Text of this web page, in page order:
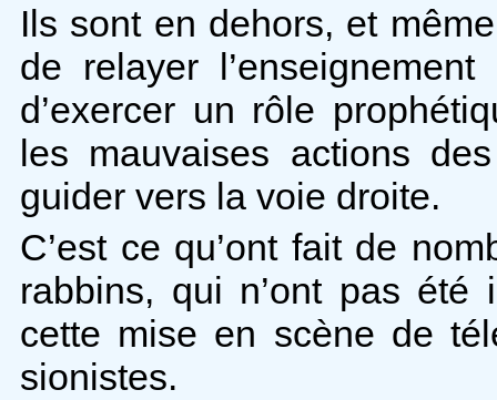
Ils sont en dehors, et
de relayer
d’exercer un rôle
les mauvaises actions
guider vers la voie droite.
C’est ce qu’ont fait de
rabbins, qui n’ont pas
cette mise en scène de
sionistes.